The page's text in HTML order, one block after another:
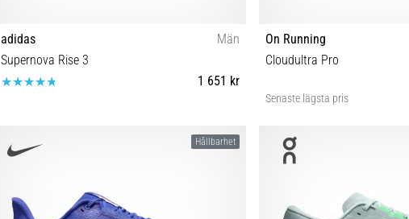
adidas
Män
Supernova Rise 3
1 651 kr
40⅔ 41⅓ 42 42⅔ 43⅓ 44 44⅔ 45⅓ 46 46⅔ 47⅓
On Running
Cloudultra Pro
Senaste lägsta pris
36½ 37 37½ 38 38½ 39 40
Hållbarhet